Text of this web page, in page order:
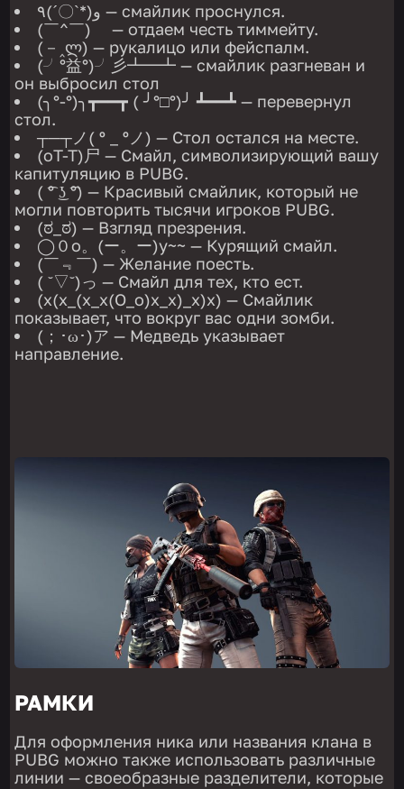
٩(ˊ〇ˋ*)و — смайлик проснулся.
(￣^￣)ゞ — отдаем честь тиммейту.
(－‸ლ) — рукалицо или фейспалм.
(╯°益°)╯彡┻━┻ — смайлик разгневан и
он выбросил стол
(╮°-°)╮┳━━┳ ( ╯°□°)╯ ┻━━┻ — перевернул
стол.
┬─┬ノ( º _ ºノ) — Стол остался на месте.
(oT-T)尸 — Смайл, символизирующий вашу
капитуляцию в PUBG.
( ͡° ͜ʖ ͡°) — Красивый смайлик, который не
могли повторить тысячи игроков PUBG.
(ಠ_ಠ) — Взгляд презрения.
◯０o。(ー。ー)y~~ — Курящий смайл.
(￣﹃￣) — Желание поесть.
( ˘▽˘)っ — Смайл для тех, кто ест.
(x(x_(x_x(O_o)x_x)_x)x) — Смайлик
показывает, что вокруг вас одни зомби.
(；･ω･)ア — Медведь указывает
направление.
РАМКИ
Для оформления ника или названия клана в
PUBG можно также использовать различные
линии — своеобразные разделители, которые